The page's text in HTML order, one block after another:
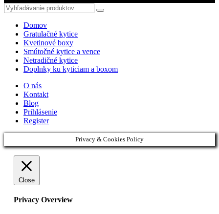
Domov
Gratulačné kytice
Kvetinové boxy
Smútočné kytice a vence
Netradičné kytice
Doplnky ku kyticiam a boxom
O nás
Kontakt
Blog
Prihlásenie
Register
Privacy & Cookies Policy
Close
Privacy Overview